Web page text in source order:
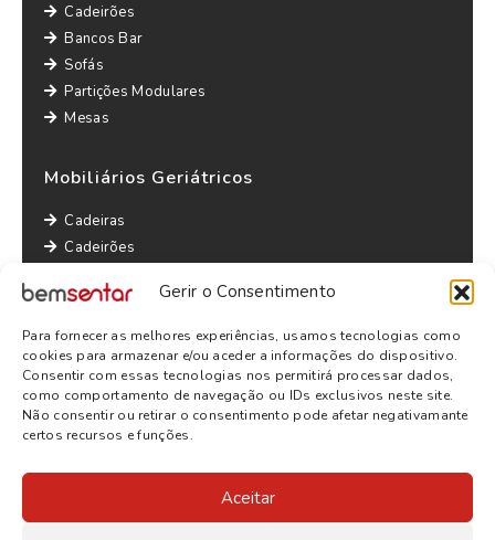
Gerir o Consentimento
Para fornecer as melhores experiências, usamos tecnologias como
cookies para armazenar e/ou aceder a informações do dispositivo.
Consentir com essas tecnologias nos permitirá processar dados,
como comportamento de navegação ou IDs exclusivos neste site.
Não consentir ou retirar o consentimento pode afetar negativamante
certos recursos e funções.
Aceitar
Cadeirões
Bancos Bar
Sofás
Partições Modulares
Mesas
Mobiliários Geriátricos
Cadeiras
Cadeirões
Sofás
Outras informações
Política de Privacidade
Termos e Condições